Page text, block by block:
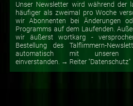
Unser Newsletter wird während der
häufiger als zweimal pro Woche
wir Abonnenten bei Änderungen
Programms auf dem Laufenden.
wir äußerst wortkarg -
Bestellung des Talflimmern-
automatisch mit unseren
einverstanden. → Reiter "Datenschutz"